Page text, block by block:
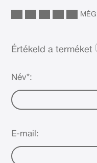
Értékeld a terméket
Név*:
E-mail: